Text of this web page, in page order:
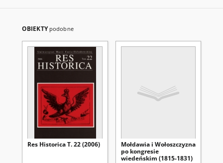
OBIEKTY podobne
Res Historica T. 22 (2006)
Mołdawia i Wołoszczyzna
po kongresie
wiedeńskim (1815-1831)